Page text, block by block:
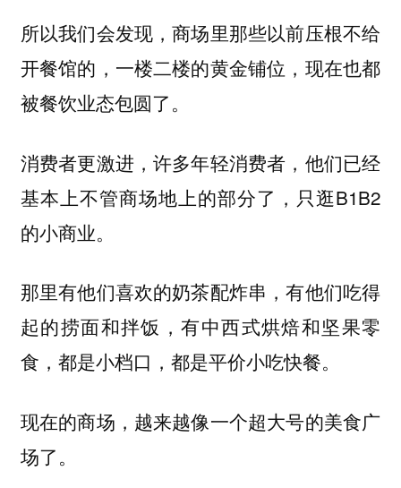
所以我们会发现，商场里那些以前压根不给
开餐馆的，一楼二楼的黄金铺位，现在也都
被餐饮业态包圆了。
消费者更激进，许多年轻消费者，他们已经
基本上不管商场地上的部分了，只逛B1B2
的小商业。
那里有他们喜欢的奶茶配炸串，有他们吃得
起的捞面和拌饭，有中西式烘焙和坚果零
食，都是小档口，都是平价小吃快餐。
现在的商场，越来越像一个超大号的美食广
场了。